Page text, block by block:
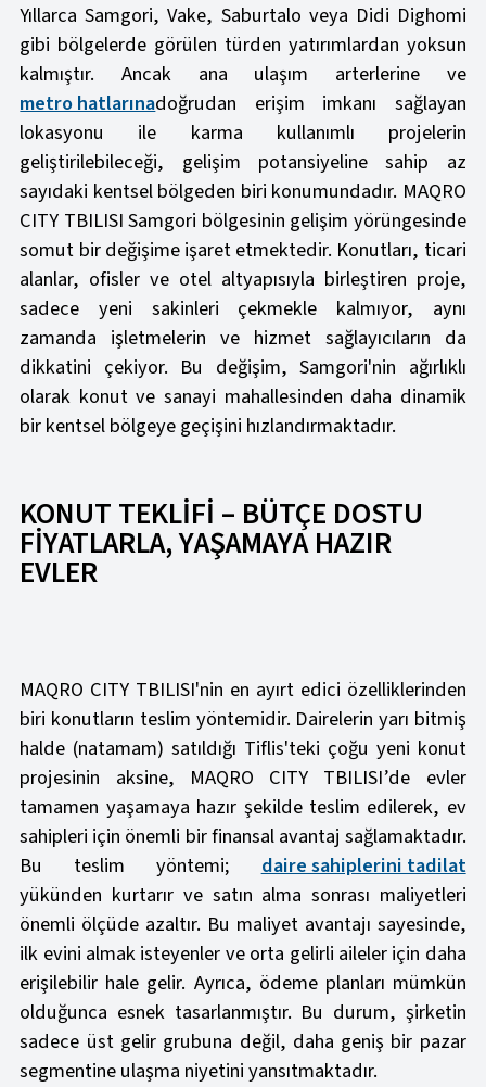
Yıllarca Samgori, Vake, Saburtalo veya Didi Dighomi
gibi bölgelerde görülen türden yatırımlardan yoksun
kalmıştır. Ancak ana ulaşım arterlerine ve
metro hatlarınadoğrudan erişim imkanı sağlayan
lokasyonu ile karma kullanımlı projelerin
geliştirilebileceği, gelişim potansiyeline sahip az
sayıdaki kentsel bölgeden biri konumundadır. MAQRO
CITY TBILISI Samgori bölgesinin gelişim yörüngesinde
somut bir değişime işaret etmektedir. Konutları, ticari
alanlar, ofisler ve otel altyapısıyla birleştiren proje,
sadece yeni sakinleri çekmekle kalmıyor, aynı
zamanda işletmelerin ve hizmet sağlayıcıların da
dikkatini çekiyor. Bu değişim, Samgori'nin ağırlıklı
olarak konut ve sanayi mahallesinden daha dinamik
bir kentsel bölgeye geçişini hızlandırmaktadır.
KONUT TEKLİFİ – BÜTÇE DOSTU
FİYATLARLA, YAŞAMAYA HAZIR
EVLER
MAQRO CITY TBILISI'nin en ayırt edici özelliklerinden
biri konutların teslim yöntemidir. Dairelerin yarı bitmiş
halde (natamam) satıldığı Tiflis'teki çoğu yeni konut
projesinin aksine, MAQRO CITY TBILISI’de evler
tamamen yaşamaya hazır şekilde teslim edilerek, ev
sahipleri için önemli bir finansal avantaj sağlamaktadır.
Bu teslim yöntemi; daire sahiplerini tadilat
yükünden kurtarır ve satın alma sonrası maliyetleri
önemli ölçüde azaltır. Bu maliyet avantajı sayesinde,
ilk evini almak isteyenler ve orta gelirli aileler için daha
erişilebilir hale gelir. Ayrıca, ödeme planları mümkün
olduğunca esnek tasarlanmıştır. Bu durum, şirketin
sadece üst gelir grubuna değil, daha geniş bir pazar
segmentine ulaşma niyetini yansıtmaktadır.